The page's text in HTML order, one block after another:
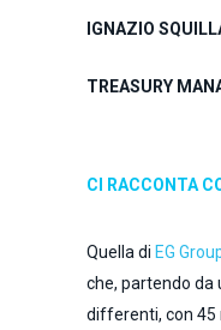
IGNAZIO
TREASURY
CI RACCONTA
Quella di EG
che, partendo da
differenti, con 45